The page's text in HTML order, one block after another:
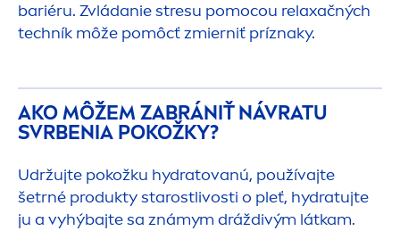
bariéru. Zvládanie stresu pomocou relaxačných
techník môže pomôcť zmierniť príznaky.
AKO MÔŽEM ZABRÁNIŤ NÁVRATU
SVRBENIA POKOŽKY?
Udržujte pokožku hydratovanú, používajte
šetrné produkty starostlivosti o pleť, hydratujte
ju a vyhýbajte sa známym dráždivým látkam.